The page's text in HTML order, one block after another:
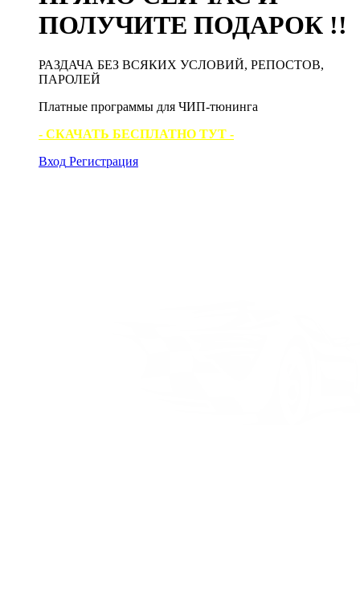
ПОЛУЧИТЕ ПОДАРОК !!
РАЗДАЧА БЕЗ ВСЯКИХ УСЛОВИЙ, РЕПОСТОВ,
ПАРОЛЕЙ
Платные программы для ЧИП-тюнинга
- СКАЧАТЬ БЕСПЛАТНО ТУТ -
Вход Регистрация